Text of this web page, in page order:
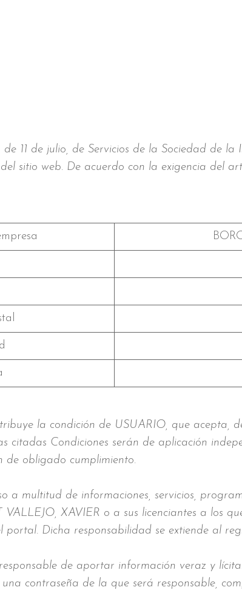
11 de julio, de Servicios de la Sociedad de la
sitio web. De acuerdo con la exigencia del
la condición de USUARIO, que acepta,
citadas Condiciones serán de aplicación
de obligado cumplimiento.
a multitud de informaciones, servicios,
XAVIER o a sus licenciantes a los
portal. Dicha responsabilidad se extiende al
de aportar información veraz y
contraseña de la que será responsable,